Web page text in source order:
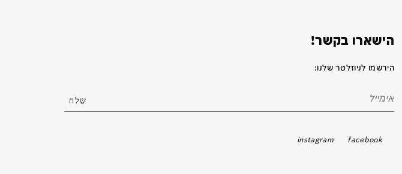
הישארו בקשר!
הירשמו לניוזלטר שלנו:
facebook
instagram